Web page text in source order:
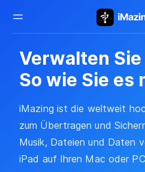
Verwalten
So wie Sie es
iMazing ist die weltweit
zum Übertragen und
Musik, Dateien und Daten
iPad auf Ihren Mac oder